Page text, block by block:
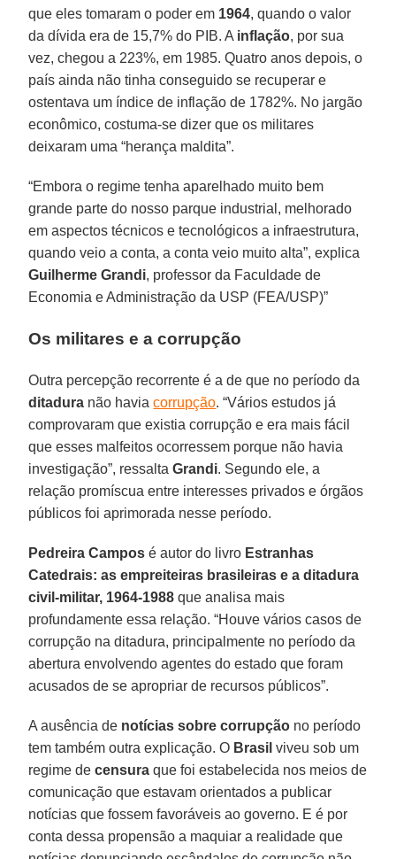
que eles tomaram o poder em 1964, quando o valor
da dívida era de 15,7% do PIB. A inflação, por sua
vez, chegou a 223%, em 1985. Quatro anos depois, o
país ainda não tinha conseguido se recuperar e
ostentava um índice de inflação de 1782%. No jargão
econômico, costuma-se dizer que os militares
deixaram uma “herança maldita”.
“Embora o regime tenha aparelhado muito bem
grande parte do nosso parque industrial, melhorado
em aspectos técnicos e tecnológicos a infraestrutura,
quando veio a conta, a conta veio muito alta”, explica
Guilherme Grandi, professor da Faculdade de
Economia e Administração da USP (FEA/USP)”
Os militares e a corrupção
Outra percepção recorrente é a de que no período da
ditadura não haviacorrupção. “Vários estudos já
comprovaram que existia corrupção e era mais fácil
que esses malfeitos ocorressem porque não havia
investigação”, ressaltaGrandi. Segundo ele, a
relação promíscua entre interesses privados e órgãos
públicos foi aprimorada nesse período.
Pedreira Campos é autor do livro Estranhas
Catedrais: as empreiteiras brasileiras e a ditadura
civil-militar, 1964-1988 que analisa mais
profundamente essa relação. “Houve vários casos de
corrupção na ditadura, principalmente no período da
abertura envolvendo agentes do estado que foram
acusados de se apropriar de recursos públicos”.
A ausência de notícias sobre corrupção no período
tem também outra explicação. O Brasil viveu sob um
regime decensura que foi estabelecida nos meios de
comunicação que estavam orientados a publicar
notícias que fossem favoráveis ao governo. E é por
conta dessa propensão a maquiar a realidade que